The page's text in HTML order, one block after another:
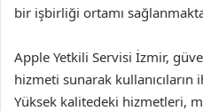
bir işbirliği ortamı
Apple Yetkili Servisi İzmir,
hizmeti sunarak kullanıcıların
Yüksek kalitedeki hizmetleri,